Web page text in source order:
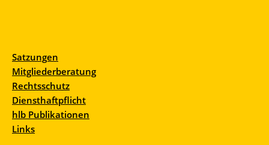
Satzungen
Mitgliederberatung
Rechtsschutz
Diensthaftpflicht
hlb Publikationen
Links